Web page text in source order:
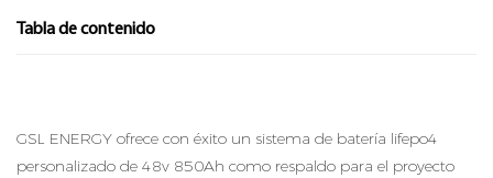
Tabla de contenido
GSL ENERGY ofrece con éxito un sistema de batería lifepo4
personalizado de 48v 850Ah como respaldo para el proyecto